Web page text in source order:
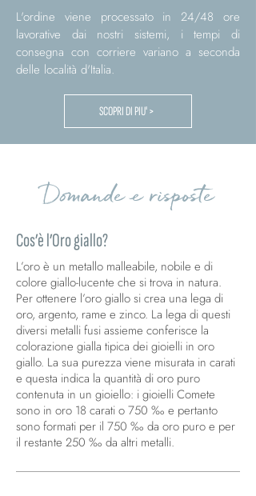
L'ordine viene processato in 24/48 ore
lavorative dai nostri sistemi, i tempi di
consegna con corriere variano a seconda
delle località d'Italia.
SCOPRI DI PIU' >
Domande e risposte
Cos’è l’Oro giallo?
L’oro è un metallo malleabile, nobile e di
colore giallo-lucente che si trova in natura.
Per ottenere l’oro giallo si crea una lega di
oro, argento, rame e zinco. La lega di questi
diversi metalli fusi assieme conferisce la
colorazione gialla tipica dei gioielli in oro
giallo. La sua purezza viene misurata in carati
e questa indica la quantità di oro puro
contenuta in un gioiello: i gioielli Comete
sono in oro 18 carati o 750 ‰ e pertanto
sono formati per il 750 ‰ da oro puro e per
il restante 250 ‰ da altri metalli.